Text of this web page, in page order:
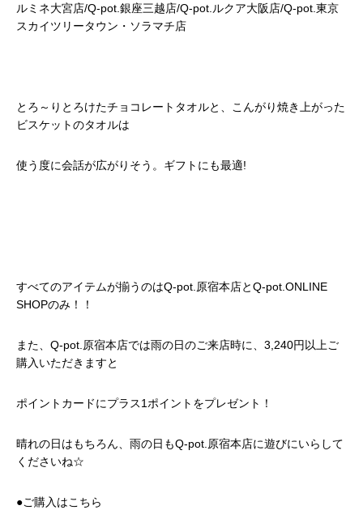
ルミネ大宮店/Q-pot.銀座三越店/Q-pot.ルクア大阪店/Q-pot.東京
スカイツリータウン・ソラマチ店
とろ～りとろけたチョコレートタオルと、こんがり焼き上がった
ビスケットのタオルは
使う度に会話が広がりそう。ギフトにも最適!
すべてのアイテムが揃うのはQ-pot.原宿本店とQ-pot.ONLINE
SHOPのみ！！
また、Q-pot.原宿本店では雨の日のご来店時に、3,240円以上ご
購入いただきますと
ポイントカードにプラス1ポイントをプレゼント！
晴れの日はもちろん、雨の日もQ-pot.原宿本店に遊びにいらして
くださいね☆
●ご購入はこちら